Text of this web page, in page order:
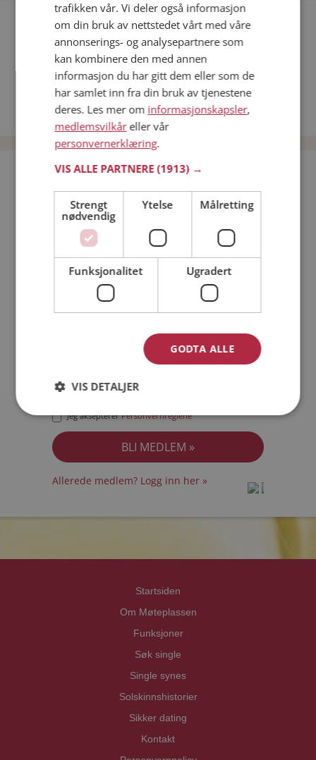
Fler single
Andre single fra Kristiansund
Menn fra Kristiansund
Date kvinner i Norge
Date menn i Norge
Bli medlem gratis!
Jeg er en:
Jeg akseptererPersonvernreglene
Allerede medlem? Logg inn her »
Startsiden
Om Møteplassen
Funksjoner
Søk single
Single synes
Solskinnshistorier
Sikker dating
Kontakt
trafikken vår. Vi deler også informasjon
om din bruk av nettstedet vårt med våre
annonserings- og analysepartnere som
kan kombinere den med annen
informasjon du har gitt dem eller som de
har samlet inn fra din bruk av tjenestene
deres. Les mer om informasjonskapsler,
medlemsvilkåreller vår
personvernerklæring.
VIS ALLE PARTNERE(1913) →
Strengt
nødvendig
Ytelse Målretting
Funksjonalitet Ugradert
GODTA ALLE
VIS DETALJER